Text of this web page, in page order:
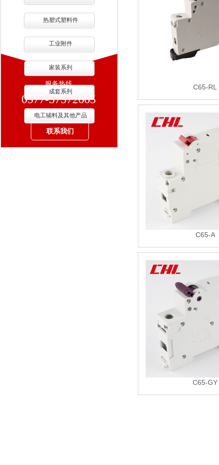
服务热线
0577-57572665
联系我们
热塑式塑料件
工业附件
家装系列
成套系列
电工辅料及其他产品
C65-RL
C65-A
C65-GY